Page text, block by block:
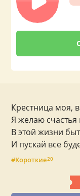
Крестница моя,
Я желаю
В этой жизни
И пускай все
Короткие20